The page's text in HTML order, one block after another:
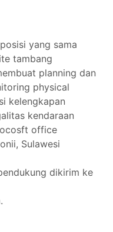
yang sama
tambang
planning dan
physical
kelengkapan
kendaraan
office
Sulawesi
dikirim ke